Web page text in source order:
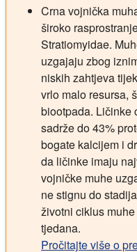
Crna vojnička
široko
Stratiomyidae.
uzgajaju zbog
niskih zahtjeva
vrlo malo resursa,
biootpada. Ličinke
sadrže do 43%
bogate kalcijem i
da ličinke imaju
vojničke muhe
ne stignu do
životni ciklus
tjedana.
Pročitajte više o